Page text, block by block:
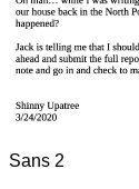
Sans 2